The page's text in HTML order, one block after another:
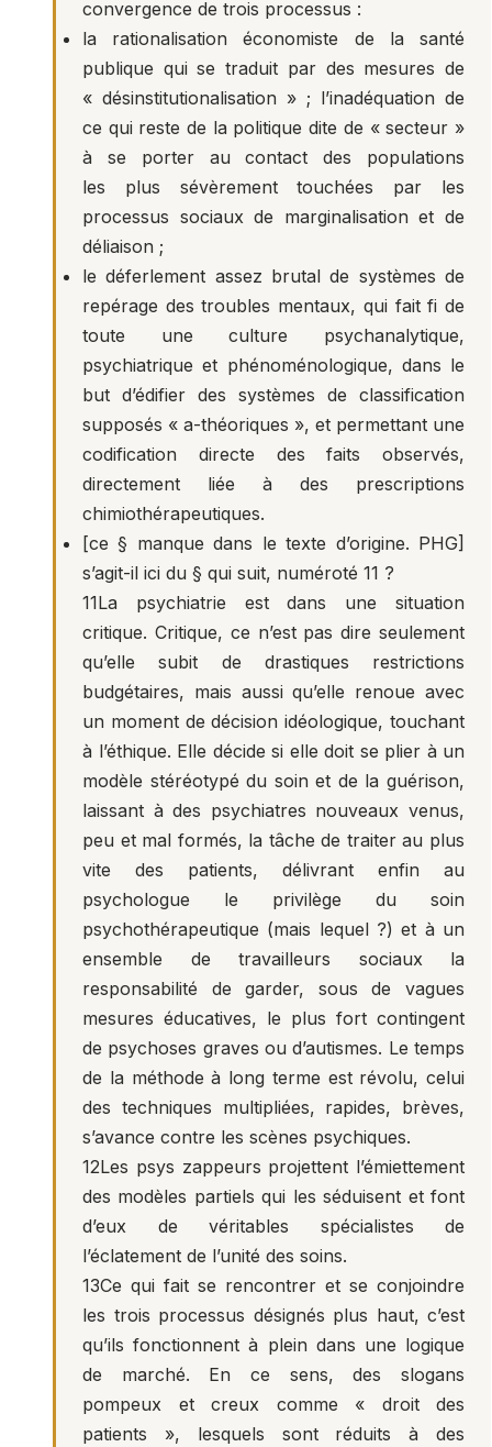
convergence de trois processus :
la rationalisation économiste de la santé
publique qui se traduit par des mesures de
« désinstitutionalisation » ; l’inadéquation de
ce qui reste de la politique dite de « secteur »
à se porter au contact des populations
les plus sévèrement touchées par les
processus sociaux de marginalisation et de
déliaison ;
le déferlement assez brutal de systèmes de
repérage des troubles mentaux, qui fait fi de
toute une culture psychanalytique,
psychiatrique et phénoménologique, dans le
but d’édifier des systèmes de classification
supposés « a-théoriques », et permettant une
codification directe des faits observés,
directement liée à des prescriptions
chimiothérapeutiques.
[ce § manque dans le texte d’origine. PHG]
s’agit-il ici du § qui suit, numéroté 11 ?
11La psychiatrie est dans une situation
critique. Critique, ce n’est pas dire seulement
qu’elle subit de drastiques restrictions
budgétaires, mais aussi qu’elle renoue avec
un moment de décision idéologique, touchant
à l’éthique. Elle décide si elle doit se plier à un
modèle stéréotypé du soin et de la guérison,
laissant à des psychiatres nouveaux venus,
peu et mal formés, la tâche de traiter au plus
vite des patients, délivrant enfin au
psychologue le privilège du soin
psychothérapeutique (mais lequel ?) et à un
ensemble de travailleurs sociaux la
responsabilité de garder, sous de vagues
mesures éducatives, le plus fort contingent
de psychoses graves ou d’autismes. Le temps
de la méthode à long terme est révolu, celui
des techniques multipliées, rapides, brèves,
s’avance contre les scènes psychiques.
12Les psys zappeurs projettent l’émiettement
des modèles partiels qui les séduisent et font
d’eux de véritables spécialistes de
l’éclatement de l’unité des soins.
13Ce qui fait se rencontrer et se conjoindre
les trois processus désignés plus haut, c’est
qu’ils fonctionnent à plein dans une logique
de marché. En ce sens, des slogans
pompeux et creux comme « droit des
patients », lesquels sont réduits à des